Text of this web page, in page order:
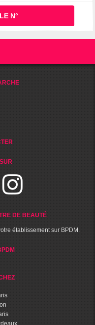
N°
DE BEAUTÉ
établissement sur BPDM.